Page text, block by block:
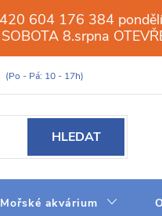
604 176 384
8.srpna
Slovník pojmů
HLEDAT
Mořské akvárium